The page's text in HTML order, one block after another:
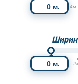
м.
0м. 4м.
м.
0м.